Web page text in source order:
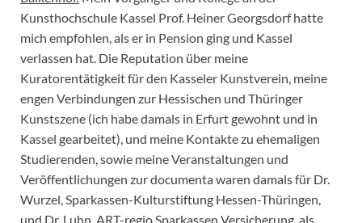
Kunsthochschule Kassel Prof. Heiner Georgsdorf hatte
mich empfohlen, als er in Pension ging und Kassel
verlassen hat. Die Reputation über meine
Kuratorentätigkeit für den Kasseler Kunstverein, meine
engen Verbindungen zur Hessischen und Thüringer
Kunstszene (ich habe damals in Erfurt gewohnt und in
Kassel gearbeitet), und meine Kontakte zu ehemaligen
Studierenden, sowie meine Veranstaltungen und
Veröffentlichungen zur documenta waren damals für Dr.
Wurzel, Sparkassen-Kulturstiftung Hessen-Thüringen,
und Dr. Luhn, ART-regio Sparkassen Versicherung, als